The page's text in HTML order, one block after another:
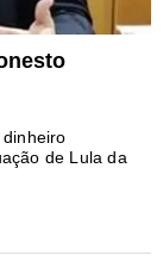
de Lula da